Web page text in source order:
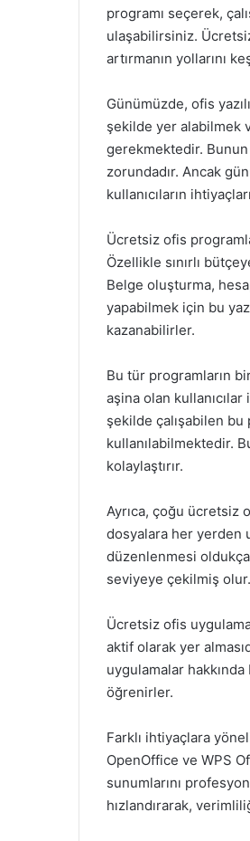
programı seçerek,
ulaşabilirsiniz.
artırmanın yollarını
Günümüzde, ofis
şekilde yer alabilmek
gerekmektedir. Bunun
zorundadır. Ancak
kullanıcıların
Ücretsiz ofis
Özellikle sınırlı
Belge oluşturma,
yapabilmek için bu
kazanabilirler.
Bu tür programların
aşina olan
şekilde çalışabilen
kullanılabilmektedir.
kolaylaştırır.
Ayrıca, çoğu ücretsiz
dosyalara her yerden
düzenlenmesi
seviyeye çekilmiş olur.
Ücretsiz ofis
aktif olarak yer
uygulamalar
öğrenirler.
Farklı ihtiyaçlara
OpenOffice ve WPS
sunumlarını
hızlandırarak,